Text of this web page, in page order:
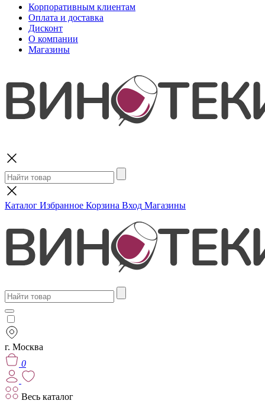
Корпоративным клиентам
Оплата и доставка
Дисконт
О компании
Магазины
Каталог Избранное Корзина Вход Магазины
г. Москва
0
Весь каталог